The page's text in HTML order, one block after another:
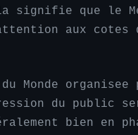
signifie que le
aux
Monde
du public
bien en